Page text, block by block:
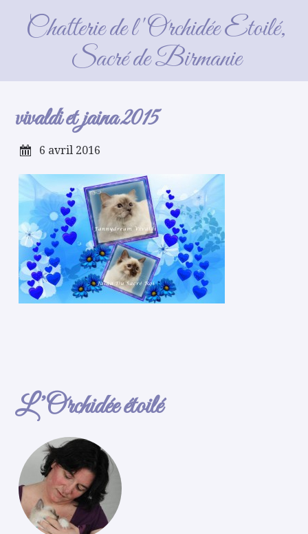
Chatterie de l'Orchidée Etoilé,
Sacré de Birmanie
vivaldi et jaina 2015
vivaldi et jaina 2015
6 avril 2016
L’Orchidée étoilé